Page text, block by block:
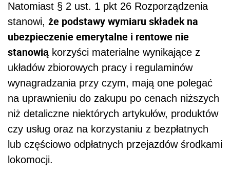
Natomiast § 2 ust. 1 pkt 26 Rozporządzenia
stanowi, że podstawy wymiaru składek na
ubezpieczenie emerytalne i rentowe nie
stanowiąkorzyści materialne wynikające z
układów zbiorowych pracy i regulaminów
wynagradzania przy czym, mają one polegać
na uprawnieniu do zakupu po cenach niższych
niż detaliczne niektórych artykułów, produktów
czy usług oraz na korzystaniu z bezpłatnych
lub częściowo odpłatnych przejazdów środkami
lokomocji.